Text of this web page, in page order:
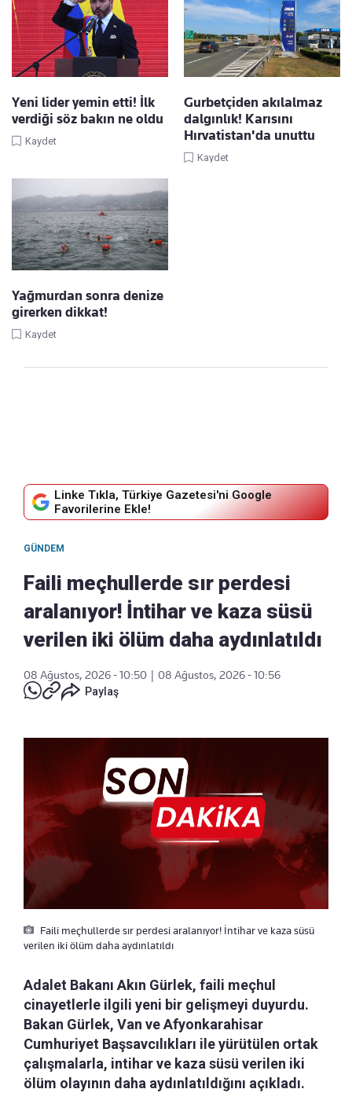
Yeni lider yemin etti! İlk
verdiği söz bakın ne oldu
Kaydet
Gurbetçiden akılalmaz
dalgınlık! Karısını
Hırvatistan'da unuttu
Kaydet
Yağmurdan sonra denize
girerken dikkat!
Kaydet
Linke Tıkla, Türkiye Gazetesi'ni Google
Favorilerine Ekle!
GÜNDEM
Faili meçhullerde sır perdesi
aralanıyor! İntihar ve kaza süsü
verilen iki ölüm daha aydınlatıldı
08 Ağustos, 2026 - 10:50
08 Ağustos, 2026 - 10:56
Paylaş
Faili meçhullerde sır perdesi aralanıyor! İntihar ve kaza süsü
verilen iki ölüm daha aydınlatıldı
Adalet Bakanı Akın Gürlek, faili meçhul
cinayetlerle ilgili yeni bir gelişmeyi duyurdu.
Bakan Gürlek, Van ve Afyonkarahisar
Cumhuriyet Başsavcılıkları ile yürütülen ortak
çalışmalarla, intihar ve kaza süsü verilen iki
ölüm olayının daha aydınlatıldığını açıkladı.